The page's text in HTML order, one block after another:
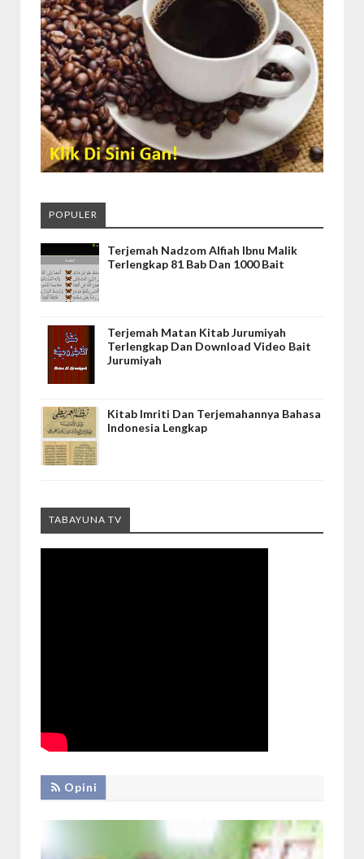
POPULER
Terjemah Nadzom Alfiah Ibnu Malik
Terlengkap 81 Bab Dan 1000 Bait
Terjemah Matan Kitab Jurumiyah
Terlengkap Dan Download Video Bait
Jurumiyah
Kitab Imriti Dan Terjemahannya Bahasa
Indonesia Lengkap
TABAYUNA TV
Opini